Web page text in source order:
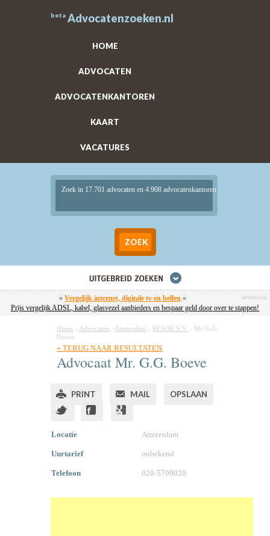
beta Advocatenzoeken.nl
HOME
ADVOCATEN
ADVOCATENKANTOREN
KAART
VACATURES
Zoek in 17.701 advocaten en 4.908 advocatenkantoren
» Vergelijk internet, digitale tv en bellen« advertorial
Prijs vergelijk ADSL, kabel, glasvezel aanbieders en bespaar geld door over te stappen!
Home › Advocaten › Amsterdam › RESOR N.V. › Mr. G.G.
Boeve
« TERUG NAAR RESULTATEN
AdvocaatMr. G.G. Boeve
PRINT MAIL OPSLAAN
Locatie Amsterdam
Uurtarief onbekend
Telefoon 020-5709020